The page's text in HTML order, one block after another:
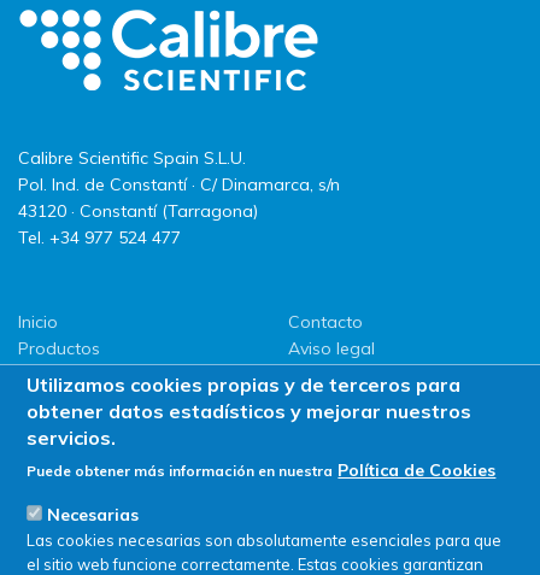
Calibre Scientific Spain S.L.U.
Pol. Ind. de Constantí · C/ Dinamarca, s/n
43120 · Constantí (Tarragona)
Tel. +34 977 524 477
Inicio
Productos
LLG
Promociones
ServiSAT
Contacto
Aviso legal
Política de privacidad
Política de Cookies
Utilizamos cookies propias y de terceros para
obtener datos estadísticos y mejorar nuestros
servicios.
Puede obtener más información en nuestra Política de Cookies
Necesarias
Las cookies necesarias son absolutamente esenciales para que
el sitio web funcione correctamente. Estas cookies garantizan